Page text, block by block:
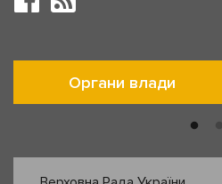
Органи влади